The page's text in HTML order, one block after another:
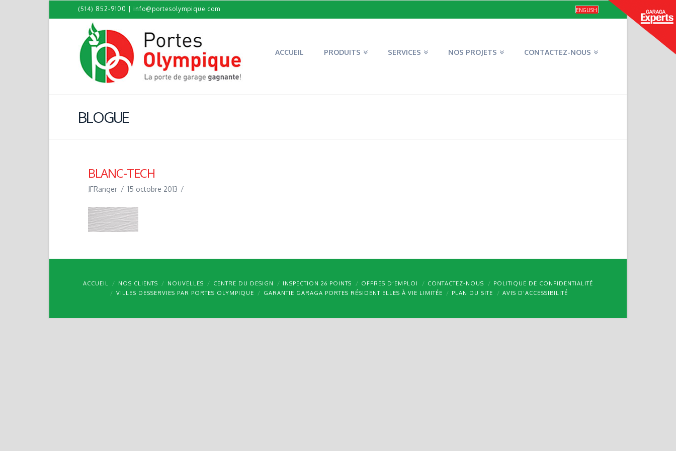
(514) 852-9100 info@portesolympique.com ENGLISH
ACCUEIL PRODUITS SERVICES NOS PROJETS CONTACTEZ-NOUS
BLOGUE
BLANC-TECH
JFRanger 15 octobre 2013
ACCUEIL NOS CLIENTS NOUVELLES CENTRE DU DESIGN INSPECTION 26 POINTS OFFRES D’EMPLOI CONTACTEZ-NOUS
POLITIQUE DE CONFIDENTIALITÉ
VILLES DESSERVIES PAR PORTES OLYMPIQUE
GARANTIE GARAGA PORTES RÉSIDENTIELLES À VIE LIMITÉE PLAN DU SITE AVIS D’ACCESSIBILITÉ